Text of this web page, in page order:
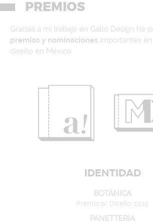
PREMIOS
Gracias a mi trabajo en Gallo Design he
premios y nominaciones importantes
diseño en México.
IDENTIDAD
BOTÁNICA
Premio a! Diseño 2015
PANETTERIA